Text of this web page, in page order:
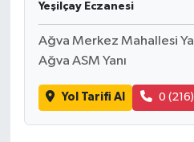
Yeşilçay Eczanesi
Ağva Merkez Mahallesi
Ağva ASM Yanı
Yol Tarifi Al 0